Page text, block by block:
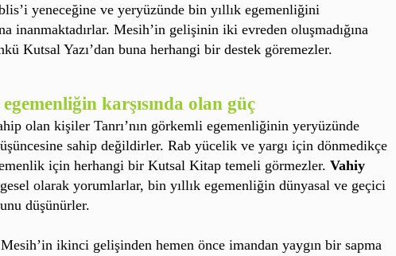
yeneceğine ve yeryüzünde bin yıllık egemenliğini
inanmaktadırlar. Mesih’in gelişinin iki evreden oluşmadığına
Kutsal Yazı’dan buna herhangi bir destek göremezler.
karşısında olan güç
olan kişiler Tanrı’nın görkemli egemenliğinin yeryüzünde
sahip değildirler. Rab yücelik ve yargı için dönmedikçe
için herhangi bir Kutsal Kitap temeli görmezler. Vahiy
olarak yorumlarlar, bin yıllık egemenliğin dünyasal ve geçici
düşünürler.
ikinci gelişinden hemen önce imandan yaygın bir sapma